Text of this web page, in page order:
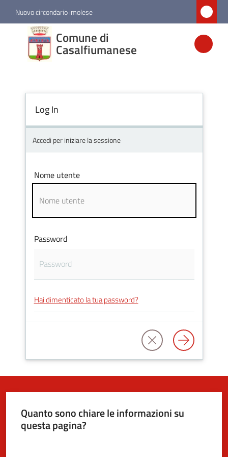
Vai al contenuto
Vai alla navigazione
Vai al footer
Nuovo circondario imolese
Comune di
Casalfiumanese
Comune di
Casalfiumanese
Amministrazione
Novità
Vivere
Casalfiumanese
5x1000
argomenti
Log In
Accedi per iniziare la sessione
Nome utente
Password
Hai dimenticato la tua password?
Quanto sono chiare le informazioni su
questa pagina?